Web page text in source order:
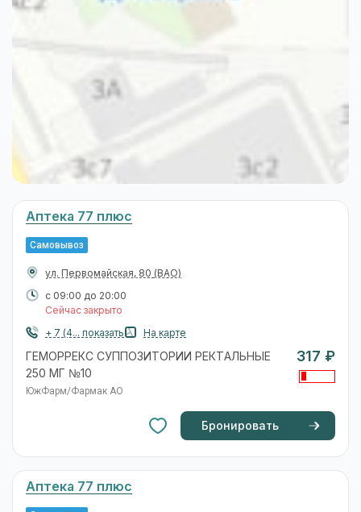
Аптека 77 плюс
Самовывоз
ул. Первомайская, 80 (ВАО)
с 09:00 до 20:00
Сейчас закрыто
+ 7 (4... показать
На карте
ГЕМОРРЕКС СУППОЗИТОРИИ РЕКТАЛЬНЫЕ
250 МГ №10
ЮжФарм/Фармак АО
317 ₽
Бронировать
Аптека 77 плюс